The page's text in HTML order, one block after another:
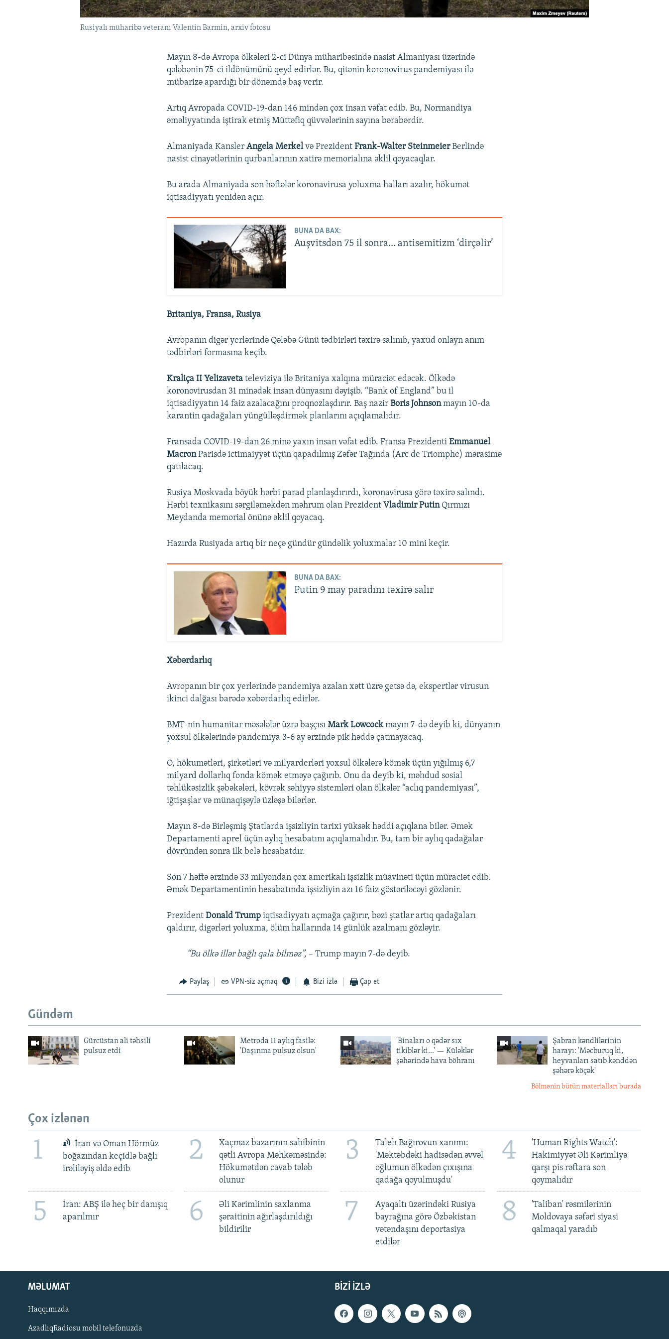
Rusiyalı müharibə veteranı Valentin Barmin, arxiv fotosu
Mayın 8-də Avropa ölkələri 2-ci Dünya müharibəsində nasist Almaniyası üzərində
qələbənin 75-ci ildönümünü qeyd edirlər. Bu, qitənin koronovirus pandemiyası ilə
mübarizə apardığı bir dönəmdə baş verir.
Artıq Avropada COVID-19-dan 146 mindən çox insan vəfat edib. Bu, Normandiya
əməliyyatında iştirak etmiş Müttəfiq qüvvələrinin sayına bərabərdir.
Almaniyada KanslerAngela Merkelvə PrezidentFrank-Walter SteinmeierBerlində
nasist cinayətlərinin qurbanlarının xatirə memorialına əklil qoyacaqlar.
Bu arada Almaniyada son həftələr koronavirusa yoluxma halları azalır, hökumət
iqtisadiyyatı yenidən açır.
BUNA DA BAX:
Auşvitsdən 75 il sonra... antisemitizm ‘dirçəlir’
Britaniya, Fransa, Rusiya
Avropanın digər yerlərində Qələbə Günü tədbirləri təxirə salınıb, yaxud onlayn anım
tədbirləri formasına keçib.
Kraliça II Yelizaveta televiziya ilə Britaniya xalqına müraciət edəcək. Ölkədə
koronovirusdan 31 minədək insan dünyasını dəyişib. “Bank of England” bu il
iqtisadiyyatın 14 faiz azalacağını proqnozlaşdırır. Baş nazirBoris Johnsonmayın 10-da
karantin qadağaları yüngülləşdirmək planlarını açıqlamalıdır.
Fransada COVID-19-dan 26 minə yaxın insan vəfat edib. Fransa PrezidentiEmmanuel
MacronParisdə ictimaiyyət üçün qapadılmış Zəfər Tağında (Arc de Triomphe) mərasimə
qatılacaq.
Rusiya Moskvada böyük hərbi parad planlaşdırırdı, koronavirusa görə təxirə salındı.
Hərbi texnikasını sərgiləməkdən məhrum olan PrezidentVladimir PutinQırmızı
Meydanda memorial önünə əklil qoyacaq.
Hazırda Rusiyada artıq bir neçə gündür gündəlik yoluxmalar 10 mini keçir.
BUNA DA BAX:
Putin 9 may paradını təxirə salır
Xəbərdarlıq
Avropanın bir çox yerlərində pandemiya azalan xətt üzrə getsə də, ekspertlər virusun
ikinci dalğası barədə xəbərdarlıq edirlər.
BMT-nin humanitar məsələlər üzrə başçısıMark Lowcockmayın 7-də deyib ki, dünyanın
yoxsul ölkələrində pandemiya 3-6 ay ərzində pik həddə çatmayacaq.
O, hökumətləri, şirkətləri və milyarderləri yoxsul ölkələrə kömək üçün yığılmış 6,7
milyard dollarlıq fonda kömək etməyə çağırıb. Onu da deyib ki, məhdud sosial
təhlükəsizlik şəbəkələri, kövrək səhiyyə sistemləri olan ölkələr “aclıq pandemiyası”,
iğtişaşlar və münaqişəylə üzləşə bilərlər.
Mayın 8-də Birləşmiş Ştatlarda işsizliyin tarixi yüksək həddi açıqlana bilər. Əmək
Departamenti aprel üçün aylıq hesabatını açıqlamalıdır. Bu, tam bir aylıq qadağalar
dövründən sonra ilk belə hesabatdır.
Son 7 həftə ərzində 33 milyondan çox amerikalı işsizlik müavinəti üçün müraciət edib.
Əmək Departamentinin hesabatında işsizliyin azı 16 faiz göstəriləcəyi gözlənir.
PrezidentDonald Trump iqtisadiyyatı açmağa çağırır, bəzi ştatlar artıq qadağaları
qaldırır, digərləri yoluxma, ölüm hallarında 14 günlük azalmanı gözləyir.
“Bu ölkə illər bağlı qala bilməz”, – Trump mayın 7-də deyib.
Paylaş VPN-siz açmaq Bizi izlə Çap et
Gündəm
Gürcüstan ali təhsili
pulsuz etdi
Metroda 11 aylıq fasilə:
'Daşınma pulsuz olsun'
'Binaları o qədər sıx
tikiblər ki...' — Küləklər
şəhərində hava böhranı
Şabran kəndlilərinin
harayı: 'Məcburuq ki,
heyvanları satıb kənddən
şəhərə köçək'
Bölmənin bütün materialları burada
Çox izlənən
1
İran və Oman Hörmüz
boğazından keçidlə bağlı
irəliləyiş əldə edib
2
Xaçmaz bazarının sahibinin
qətli Avropa Məhkəməsində:
Hökumətdən cavab tələb
olunur
3
Taleh Bağırovun xanımı:
'Məktəbdəki hadisədən əvvəl
oğlumun ölkədən çıxışına
qadağa qoyulmuşdu'
4
'Human Rights Watch':
Hakimiyyət Əli Kərimliyə
qarşı pis rəftara son
qoymalıdır
5
İran: ABŞ ilə heç bir danışıq
aparılmır
6
Əli Kərimlinin saxlanma
şəraitinin ağırlaşdırıldığı
bildirilir
7
Ayaqaltı üzərindəki Rusiya
bayrağına görə Özbəkistan
vətəndaşını deportasiya
etdilər
8
'Taliban' rəsmilərinin
Moldovaya səfəri siyasi
qalmaqal yaradıb
BIZI IZLƏ
MƏLUMAT
Haqqımızda
AzadlıqRadiosu mobil telefonuzda